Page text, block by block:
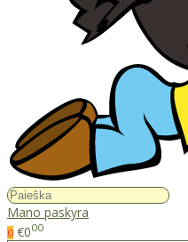
Mano paskyra
0 €000